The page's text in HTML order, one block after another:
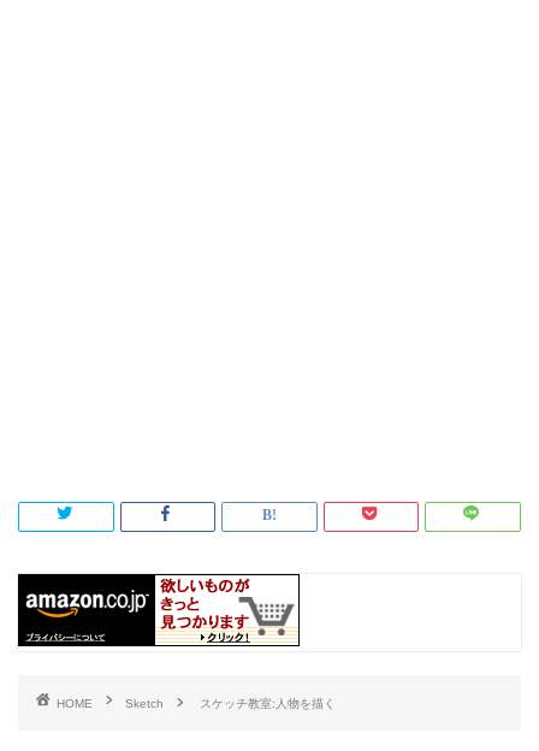
HOME Sketch スケッチ教室:人物を描く